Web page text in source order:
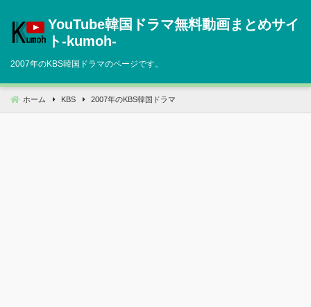
へ
動
YouTube韓国ドラマ無料動画まとめサイ
ト‐kumoh‐
2007年のKBS韓国ドラマのページです。
ホーム KBS 2007年のKBS韓国ドラマ